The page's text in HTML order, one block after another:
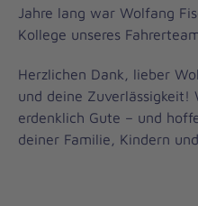
Jahre lang war Wolfang
Kollege unseres
Herzlichen Dank, lieber
und deine Zuverlässigkeit!
erdenklich Gute – und
deiner Familie, Kindern